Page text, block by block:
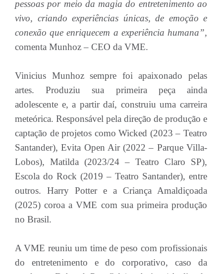
pessoas por meio da magia do entretenimento ao
vivo, criando experiências únicas, de emoção e
conexão que enriquecem a experiência humana”,
comenta Munhoz – CEO da VME.
Vinicius Munhoz sempre foi apaixonado pelas
artes. Produziu sua primeira peça ainda
adolescente e, a partir daí, construiu uma carreira
meteórica. Responsável pela direção de produção e
captação de projetos como Wicked (2023 – Teatro
Santander), Evita Open Air (2022 – Parque Villa-
Lobos), Matilda (2023/24 – Teatro Claro SP),
Escola do Rock (2019 – Teatro Santander), entre
outros. Harry Potter e a Criança Amaldiçoada
(2025) coroa a VME com sua primeira produção
no Brasil.
A VME reuniu um time de peso com profissionais
do entretenimento e do corporativo, caso da